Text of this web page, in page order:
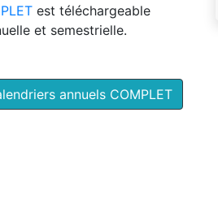
est téléchargeable
et semestrielle.
annuels COMPLET